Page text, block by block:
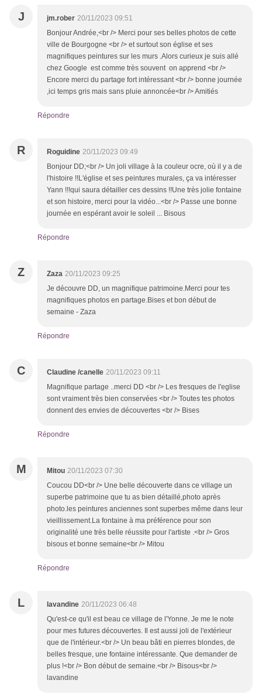
J jm.rober 20/11/2023 09:51
Bonjour Andrée,<br /> Merci pour ses belles photos de cette
ville de Bourgogne <br /> et surtout son église et ses
magnifiques peintures sur les murs .Alors curieux je suis allé
chez Google est comme très souvent on apprend <br />
Encore merci du partage fort intéressant <br /> bonne journée
,ici temps gris mais sans pluie annoncée<br /> Amitiés
Répondre
R Roguidine 20/11/2023 09:49
Bonjour DD;<br /> Un joli village à la couleur ocre, où il y a de
l'histoire !!L'église et ses peintures murales, ça va intéresser
Yann !!!qui saura détailler ces dessins !!Une très jolie fontaine
et son histoire, merci pour la vidéo...<br /> Passe une bonne
journée en espérant avoir le soleil ... Bisous
Répondre
Z Zaza 20/11/2023 09:25
Je découvre DD, un magnifique patrimoine.Merci pour tes
magnifiques photos en partage.Bises et bon début de
semaine - Zaza
Répondre
C Claudine /canelle 20/11/2023 09:11
Magnifique partage ..merci DD <br /> Les fresques de l'eglise
sont vraiment très bien conservées <br /> Toutes tes photos
donnent des envies de découvertes <br /> Bises
Répondre
M Mitou 20/11/2023 07:30
Coucou DD<br /> Une belle découverte dans ce village un
superbe patrimoine que tu as bien détaillé,photo après
photo.les peintures anciennes sont superbes même dans leur
vieillissement.La fontaine à ma préférence pour son
originalité une très belle réussite pour l'artiste .<br /> Gros
bisous et bonne semaine<br /> Mitou
Répondre
L lavandine 20/11/2023 06:48
Qu'est-ce qu'il est beau ce village de l'Yonne. Je me le note
pour mes futures découvertes. Il est aussi joli de l'extérieur
que de l'intérieur.<br /> Un beau bâti en pierres blondes, de
belles fresque, une fontaine intéressante. Que demander de
plus !<br /> Bon début de semaine.<br /> Bisous<br />
lavandine